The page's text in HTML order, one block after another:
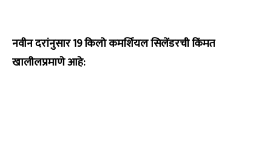
नवीन दरांनुसार 19 किलो कमर्शियल सिलेंडरची किंमत
खालीलप्रमाणे आहे: